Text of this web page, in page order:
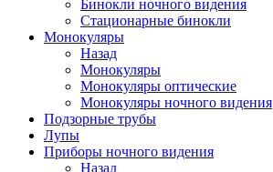
Бинокли ночного видения
Стационарные бинокли
Монокуляры
Назад
Монокуляры
Монокуляры оптические
Монокуляры ночного видения
Подзорные трубы
Лупы
Приборы ночного видения
Назад